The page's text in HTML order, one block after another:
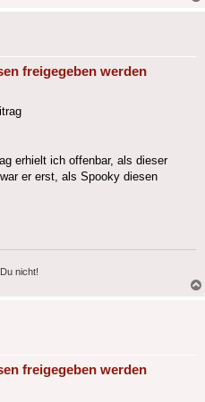
freigegeben werden
erhielt ich offenbar, als dieser
er erst, als Spooky diesen
nicht!
freigegeben werden